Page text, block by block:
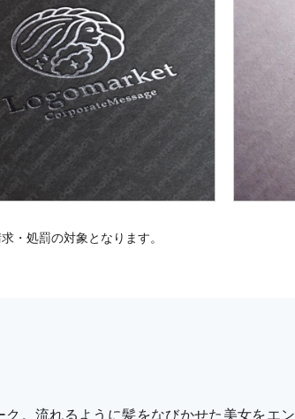
・処罰の対象となります。
。流れるように髪をなびかせた美女をエン